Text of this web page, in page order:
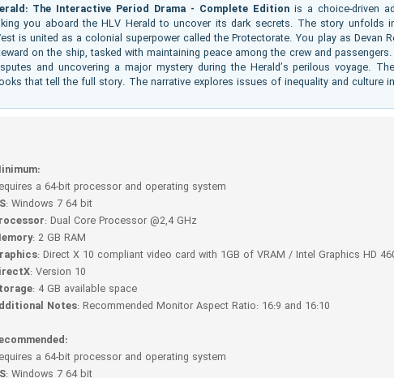
The Interactive Period Drama - Complete Edition is a choice-driven
you aboard the HLV Herald to uncover its dark secrets. The story unfolds
is united as a colonial superpower called the Protectorate. You play as Devan
on the ship, tasked with maintaining peace among the crew and
and uncovering a major mystery during the Herald’s perilous voyage.
that tell the full story. The narrative explores issues of inequality and culture
a 64-bit processor and operating system
: Windows 7 64 bit
: Dual Core Processor @2,4 GHz
: 2 GB RAM
: Direct X 10 compliant video card with 1GB of VRAM / Intel Graphics HD
: Version 10
: 4 GB available space
Notes: Recommended Monitor Aspect Ratio: 16:9 and 16:10
a 64-bit processor and operating system
: Windows 7 64 bit